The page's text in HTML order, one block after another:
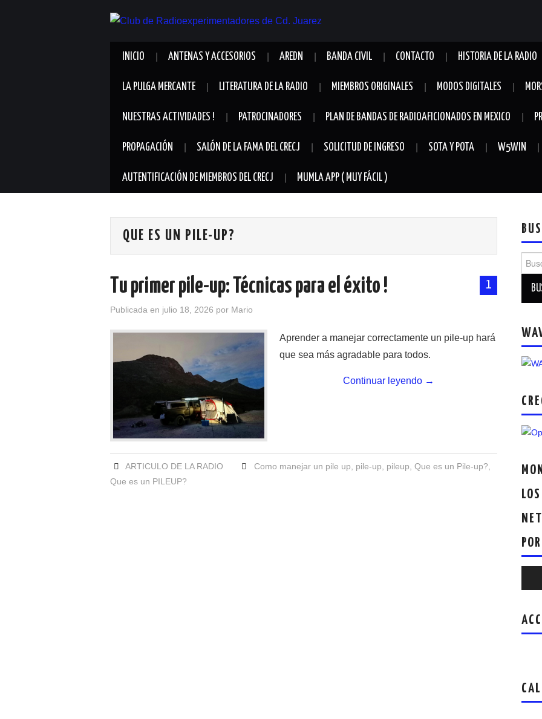
INICIO ANTENAS Y ACCESORIOS AREDN BANDA CIVIL CONTACTO HISTORIA DE LA RADIO
LA PULGA MERCANTE LITERATURA DE LA RADIO MIEMBROS ORIGINALES MODOS DIGITALES
NUESTRAS ACTIVIDADES ! PATROCINADORES PLAN DE BANDAS DE RADIOAFICIONADOS EN MEXICO
PROPAGACIÓN SALÓN DE LA FAMA DEL CRECJ SOLICITUD DE INGRESO SOTA Y POTA W5WIN
AUTENTIFICACIÓN DE MIEMBROS DEL CRECJ MUMLA APP ( MUY FÁCIL )
QUE ES UN PILE-UP?
1
Tu primer pile-up: Técnicas para el éxito !
Publicada en julio 18, 2026 por Mario
Aprender a manejar correctamente un pile-up hará
que sea más agradable para todos.
Continuar leyendo →
ARTICULO DE LA RADIO Como manejar un pile up pile-up pileup Que es un Pile-up?
Que es un PILEUP?